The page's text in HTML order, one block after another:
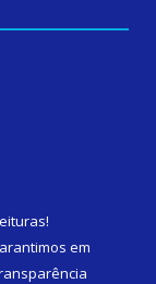
!
em